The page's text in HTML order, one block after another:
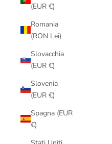
(EUR €)
Romania
(RON Lei)
Slovacchia
(EUR €)
Slovenia
(EUR €)
Spagna (EUR
€)